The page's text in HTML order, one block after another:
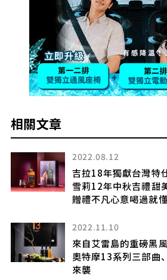
相關文章
2026.07.29
300款世界級佳釀齊聚
力」酒展8月29日登場
探索艾雷島100%的純
波夏SC:01蘇玳桶限量
2024.12.24